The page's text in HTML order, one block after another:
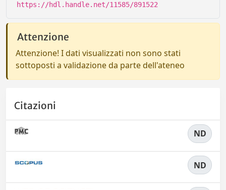
https://hdl.handle.net/11585/891522
Attenzione
Attenzione! I dati visualizzati non sono stati
sottoposti a validazione da parte dell'ateneo
Citazioni
ND
ND